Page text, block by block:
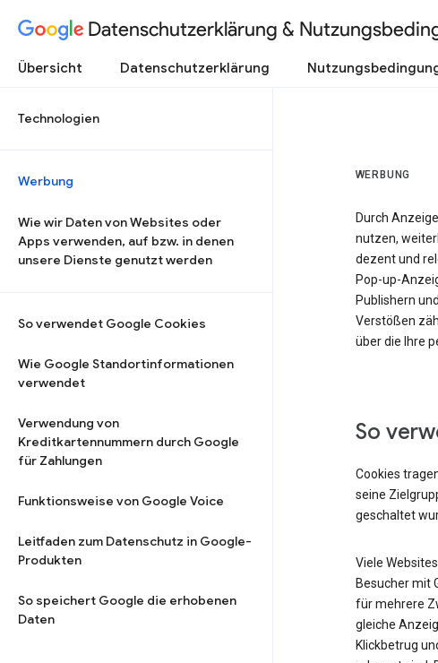
Datenschutzerklärung &
Übersicht Datenschutzerklärung
Technologien
Werbung
Wie wir Daten von Websites oder
Apps verwenden, auf bzw. in denen
unsere Dienste genutzt werden
So verwendet Google Cookies
Wie Google Standortinformationen
verwendet
Verwendung von
Kreditkartennummern durch Google
für Zahlungen
Funktionsweise von Google Voice
Leitfaden zum Datenschutz in Google-
Produkten
So speichert Google die erhobenen
Daten
WERBUNG
Durch
nutzen,
dezent und
Pop-up-
Publishern
Verstößen
über die Ihre
So
Cookies
seine
geschaltet
Viele
Besucher mit
für mehrere
gleiche
Klickbetrug